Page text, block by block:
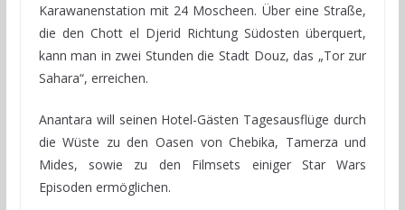
Karawanenstation mit 24 Moscheen. Über eine Straße,
die den Chott el Djerid Richtung Südosten überquert,
kann man in zwei Stunden die Stadt Douz, das „Tor zur
Sahara“, erreichen.
Anantara will seinen Hotel-Gästen Tagesausflüge durch
die Wüste zu den Oasen von Chebika, Tamerza und
Mides, sowie zu den Filmsets einiger Star Wars
Episoden ermöglichen.